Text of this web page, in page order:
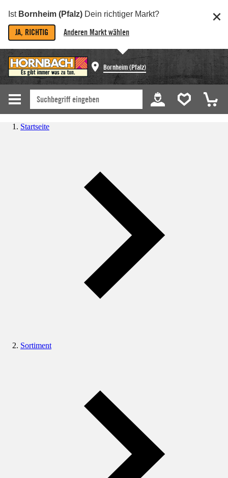
Ist Bornheim (Pfalz) Dein richtiger Markt?
JA, RICHTIG Anderen Markt wählen
Bornheim (Pfalz)
Startseite
Sortiment